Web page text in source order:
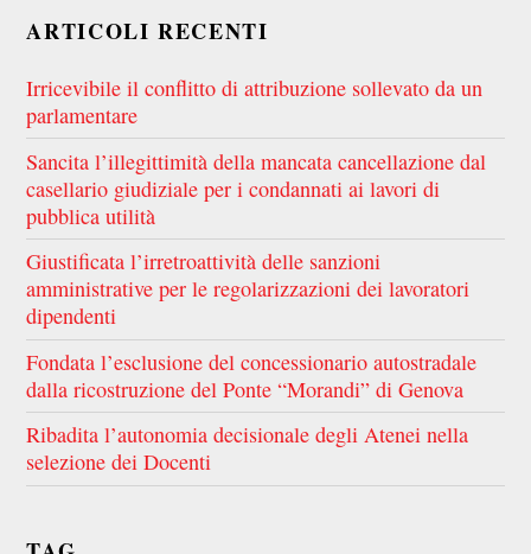
ARTICOLI RECENTI
Irricevibile il conflitto di attribuzione sollevato da un
parlamentare
Sancita l’illegittimità della mancata cancellazione dal
casellario giudiziale per i condannati ai lavori di
pubblica utilità
Giustificata l’irretroattività delle sanzioni
amministrative per le regolarizzazioni dei lavoratori
dipendenti
Fondata l’esclusione del concessionario autostradale
dalla ricostruzione del Ponte “Morandi” di Genova
Ribadita l’autonomia decisionale degli Atenei nella
selezione dei Docenti